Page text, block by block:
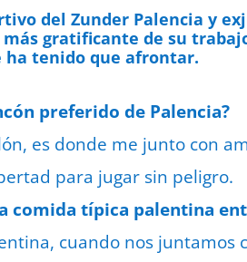
del Zunder Palencia y
más gratificante de su
ha tenido que afrontar.
preferido de Palencia?
es donde me junto con
para jugar sin peligro.
comida típica palentina
cuando nos juntamos